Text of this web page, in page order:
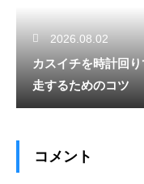
2026.08.02
カスイチを時計回
走するためのコツ
コメント